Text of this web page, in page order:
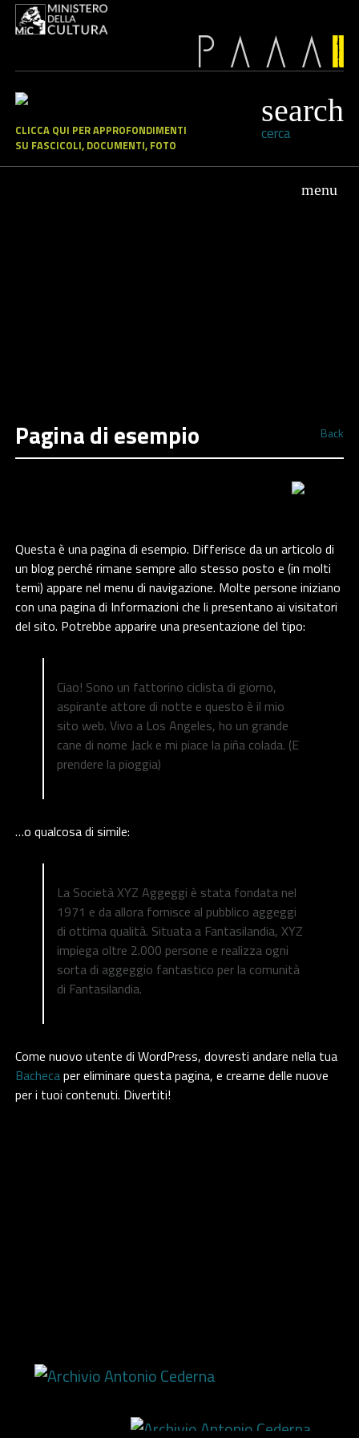
CLICCA QUI PER APPROFONDIMENTI
SU FASCICOLI, DOCUMENTI, FOTO
cerca
Pagina di esempio Back
Questa è una pagina di esempio. Differisce da un articolo di
un blog perché rimane sempre allo stesso posto e (in molti
temi) appare nel menu di navigazione. Molte persone iniziano
con una pagina di Informazioni che li presentano ai visitatori
del sito. Potrebbe apparire una presentazione del tipo:
Ciao! Sono un fattorino ciclista di giorno,
aspirante attore di notte e questo è il mio
sito web. Vivo a Los Angeles, ho un grande
cane di nome Jack e mi piace la piña colada. (E
prendere la pioggia)
…o qualcosa di simile:
La Società XYZ Aggeggi è stata fondata nel
1971 e da allora fornisce al pubblico aggeggi
di ottima qualità. Situata a Fantasilandia, XYZ
impiega oltre 2.000 persone e realizza ogni
sorta di aggeggio fantastico per la comunità
di Fantasilandia.
Come nuovo utente di WordPress, dovresti andare nella tua
Bachecaper eliminare questa pagina, e crearne delle nuove
per i tuoi contenuti. Divertiti!